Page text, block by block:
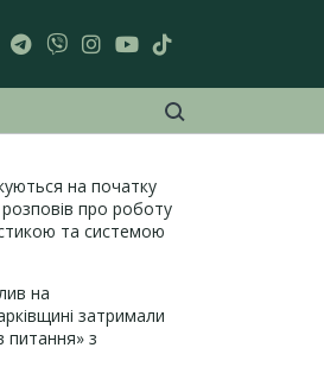
на початку
про роботу
та системою
на
затримали
питання» з